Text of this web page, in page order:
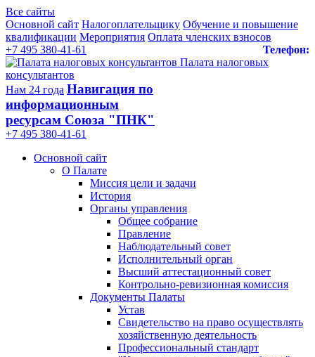
Все сайты
Основной сайт Налогоплательщику Обучение и повышение
квалификации Мероприятия Оплата членских взносов
Телефон:
+7 495 380-41-61
Палата налоговых
консультантов
Нам 24 года Навигация по
информационным
ресурсам Союза "ПНК"
+7 495 380‑41‑61
Основной сайт
О Палате
Миссия цели и задачи
История
Органы управления
Общее собрание
Правление
Наблюдательный совет
Исполнительный орган
Высший аттестационный совет
Контрольно-ревизионная комиссия
Документы Палаты
Устав
Свидетельство на право осуществлять
хозяйственную деятельность
Профессиональный стандарт